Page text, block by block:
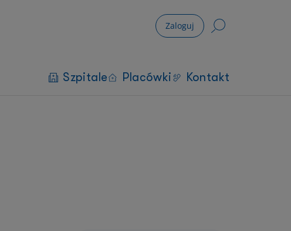
Zaloguj
Szpitale Placówki Kontakt